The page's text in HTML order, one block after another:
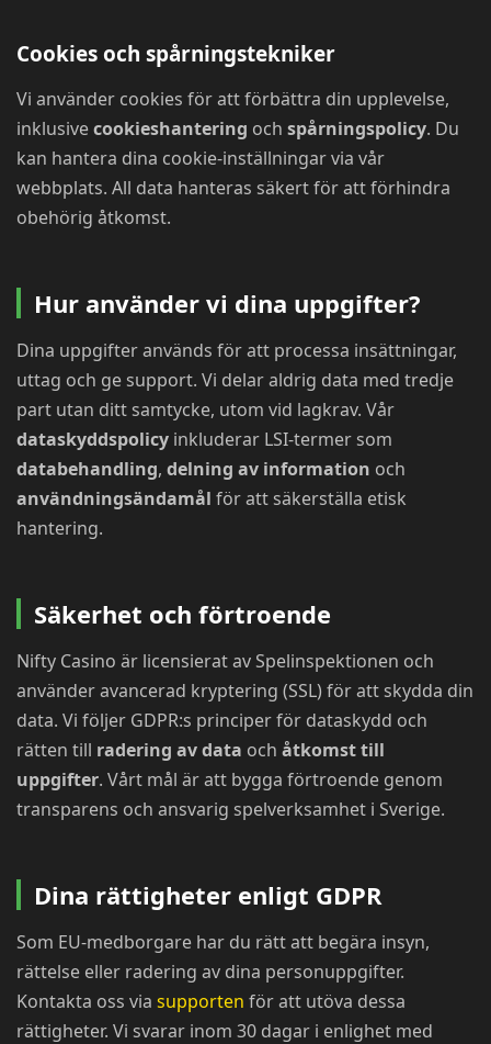
Cookies och spårningstekniker
Vi använder cookies för att förbättra din upplevelse,
inklusivecookieshantering och spårningspolicy. Du
kan hantera dina cookie-inställningar via vår
webbplats. All data hanteras säkert för att förhindra
obehörig åtkomst.
Hur använder vi dina uppgifter?
Dina uppgifter används för att processa insättningar,
uttag och ge support. Vi delar aldrig data med tredje
part utan ditt samtycke, utom vid lagkrav. Vår
dataskyddspolicy inkluderar LSI-termer som
databehandling, delning av information och
användningsändamål för att säkerställa etisk
hantering.
Säkerhet och förtroende
Nifty Casino är licensierat av Spelinspektionen och
använder avancerad kryptering (SSL) för att skydda din
data. Vi följer GDPR:s principer för dataskydd och
rätten till radering av data och åtkomst till
uppgifter. Vårt mål är att bygga förtroende genom
transparens och ansvarig spelverksamhet i Sverige.
Dina rättigheter enligt GDPR
Som EU-medborgare har du rätt att begära insyn,
rättelse eller radering av dina personuppgifter.
Kontakta oss via supporten för att utöva dessa
rättigheter. Vi svarar inom 30 dagar i enlighet med